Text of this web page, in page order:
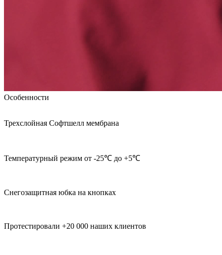
Особенности
Трехслойная Софтшелл мембрана
Температурный режим от -25℃ до +5℃
Снегозащитная юбка на кнопках
Протестировали +20 000 наших клиентов